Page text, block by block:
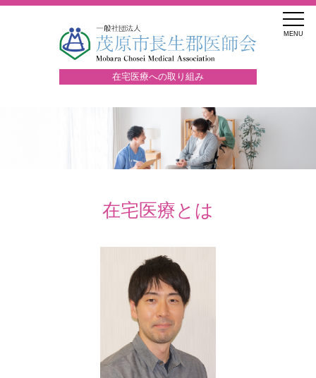
MENU
在宅医療への取り組み
在宅医療とは